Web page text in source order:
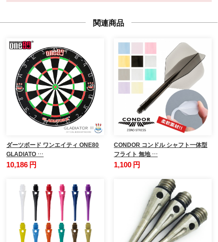
関連商品
ダーツボード ワンエイティ ONE80
GLADIATO …
10,186 円
CONDOR コンドル シャフト一体型
フライト 無地 …
1,100 円